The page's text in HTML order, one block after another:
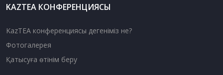
KAZTEA КОНФЕРЕНЦИЯСЫ
KazTEA конференциясы дегеніміз не?
Фотогалерея
Қатысуға өтінім беру